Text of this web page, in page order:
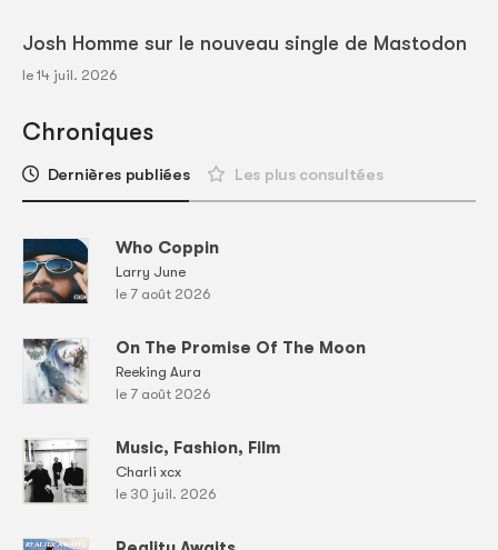
Josh Homme sur le nouveau single de Mastodon
le 14 juil. 2026
Chroniques
Dernières publiées Les plus consultées
Who Coppin
Larry June
le 7 août 2026
On The Promise Of The Moon
Reeking Aura
le 7 août 2026
Music, Fashion, Film
Charli xcx
le 30 juil. 2026